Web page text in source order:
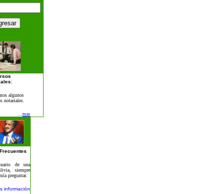
:
algunos
notariales.
mas
de una
siempre
preguntar.
información